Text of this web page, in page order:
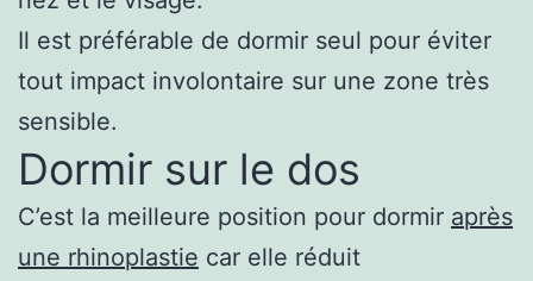
Il est préférable de dormir seul pour éviter
tout impact involontaire sur une zone très
sensible.
Dormir sur le dos
C’est la meilleure position pour dormir après
une rhinoplastie car elle réduit